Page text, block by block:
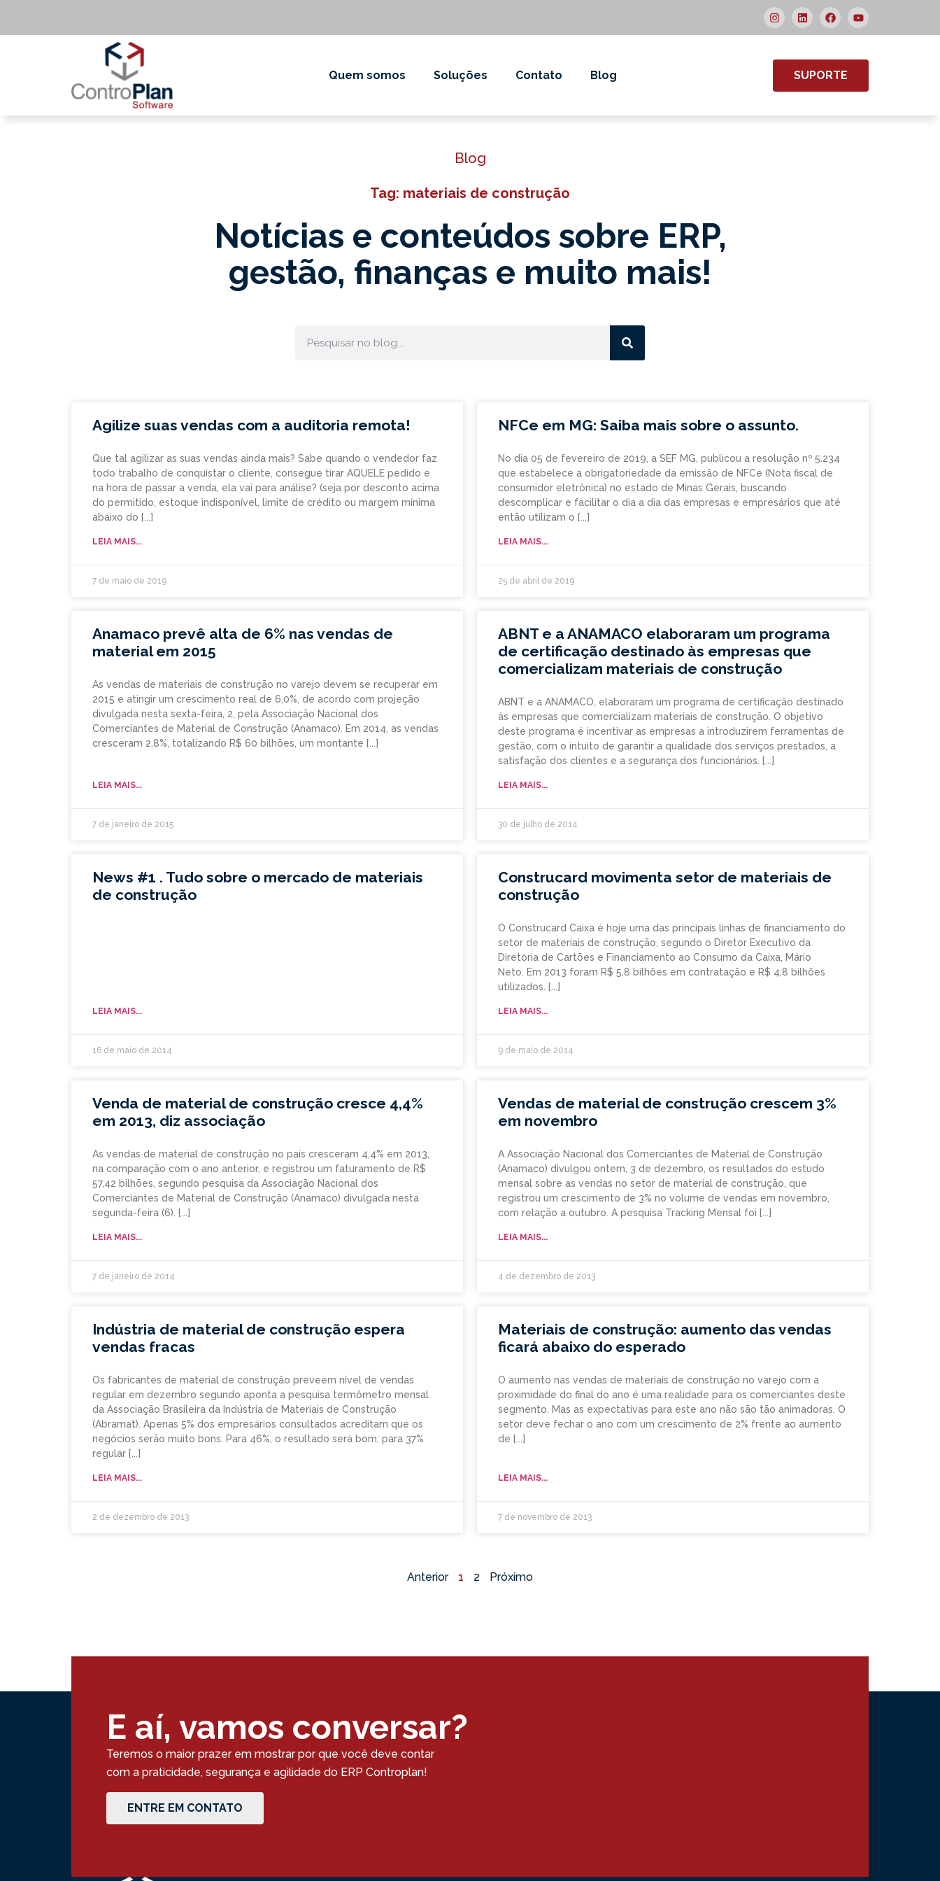
Quem somos Soluções Contato Blog SUPORTE
Blog
Tag: materiais de construção
Notícias e conteúdos sobre ERP,
gestão, finanças e muito mais!
Agilize suas vendas com a auditoria remota!
Que tal agilizar as suas vendas ainda mais? Sabe quando o vendedor faz
todo trabalho de conquistar o cliente, consegue tirar AQUELE pedido e
na hora de passar a venda, ela vai para análise? (seja por desconto acima
do permitido, estoque indisponível, limite de crédito ou margem mínima
abaixo do
LEIA MAIS...
7 de maio de 2019
NFCe em MG: Saiba mais sobre o assunto.
No dia 05 de fevereiro de 2019, a SEF MG, publicou a resolução nº 5.234
que estabelece a obrigatoriedade da emissão de NFCe (Nota fiscal de
consumidor eletrônica) no estado de Minas Gerais, buscando
descomplicar e facilitar o dia a dia das empresas e empresários que até
então utilizam o
LEIA MAIS...
25 de abril de 2019
Anamaco prevê alta de 6% nas vendas de
material em 2015
As vendas de materiais de construção no varejo devem se recuperar em
2015 e atingir um crescimento real de 6,0%, de acordo com projeção
divulgada nesta sexta-feira, 2, pela Associação Nacional dos
Comerciantes de Material de Construção (Anamaco). Em 2014, as vendas
cresceram 2,8%, totalizando R$ 60 bilhões, um montante
LEIA MAIS...
7 de janeiro de 2015
ABNT e a ANAMACO elaboraram um programa
de certificação destinado às empresas que
comercializam materiais de construção
ABNT e a ANAMACO, elaboraram um programa de certificação destinado
às empresas que comercializam materiais de construção. O objetivo
deste programa é incentivar as empresas a introduzirem ferramentas de
gestão, com o intuito de garantir a qualidade dos serviços prestados, a
satisfação dos clientes e a segurança dos funcionários.
LEIA MAIS...
30 de julho de 2014
News #1 . Tudo sobre o mercado de materiais
de construção
LEIA MAIS...
16 de maio de 2014
Construcard movimenta setor de materiais de
construção
O Construcard Caixa é hoje uma das principais linhas de financiamento do
setor de materiais de construção, segundo o Diretor Executivo da
Diretoria de Cartões e Financiamento ao Consumo da Caixa, Mário
Neto. Em 2013 foram R$ 5,8 bilhões em contratação e R$ 4,8 bilhões
utilizados.
LEIA MAIS...
9 de maio de 2014
Venda de material de construção cresce 4,4%
em 2013, diz associação
As vendas de material de construção no país cresceram 4,4% em 2013,
na comparação com o ano anterior, e registrou um faturamento de R$
57,42 bilhões, segundo pesquisa da Associação Nacional dos
Comerciantes de Material de Construção (Anamaco) divulgada nesta
segunda-feira (6).
LEIA MAIS...
7 de janeiro de 2014
Vendas de material de construção crescem 3%
em novembro
A Associação Nacional dos Comerciantes de Material de Construção
(Anamaco) divulgou ontem, 3 de dezembro, os resultados do estudo
mensal sobre as vendas no setor de material de construção, que
registrou um crescimento de 3% no volume de vendas em novembro,
com relação a outubro. A pesquisa Tracking Mensal foi
LEIA MAIS...
4 de dezembro de 2013
Indústria de material de construção espera
vendas fracas
Os fabricantes de material de construção preveem nível de vendas
regular em dezembro segundo aponta a pesquisa termômetro mensal
da Associação Brasileira da Indústria de Materiais de Construção
(Abramat). Apenas 5% dos empresários consultados acreditam que os
negócios serão muito bons. Para 46%, o resultado será bom; para 37%
regular
LEIA MAIS...
2 de dezembro de 2013
Materiais de construção: aumento das vendas
ficará abaixo do esperado
O aumento nas vendas de materiais de construção no varejo com a
proximidade do final do ano é uma realidade para os comerciantes deste
segmento. Mas as expectativas para este ano não são tão animadoras. O
setor deve fechar o ano com um crescimento de 2% frente ao aumento
de
LEIA MAIS...
7 de novembro de 2013
Anterior 1 2 Próximo
E aí, vamos conversar?
Teremos o maior prazer em mostrar por que você deve contar
com a praticidade, segurança e agilidade do ERP Controplan!
ENTRE EM CONTATO